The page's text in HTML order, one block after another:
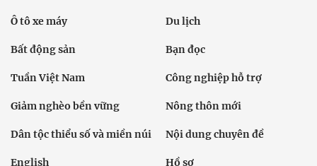
Ô tô xe máy Du lịch
Bất động sản Bạn đọc
Tuần Việt Nam Công nghiệp hỗ trợ
Giảm nghèo bền vững Nông thôn mới
Dân tộc thiểu số và miền núi Nội dung chuyên đề
English Hồ sơ